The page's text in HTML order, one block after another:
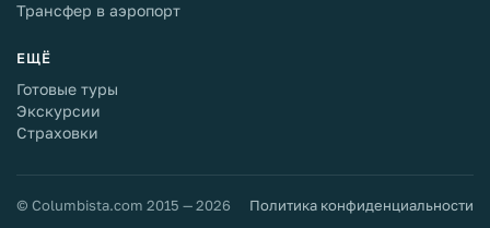
Трансфер в аэропорт
ЕЩЁ
Готовые туры
Экскурсии
Страховки
© Columbista.com 2015 — 2026 Политика конфиденциальности